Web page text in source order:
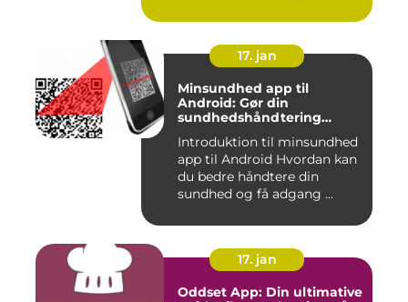
17. jan
Minsundhed app til
Android: Gør din
sundhedshåndtering
Introduktion til minsundhed
app til Android Hvordan kan
du bedre håndtere din
sundhed og få adgang ...
17. jan
Oddset App: Din ultimative